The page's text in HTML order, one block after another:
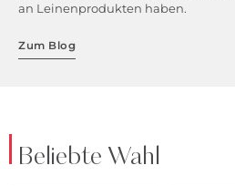
an Leinenprodukten haben.
Zum Blog
Beliebte Wahl